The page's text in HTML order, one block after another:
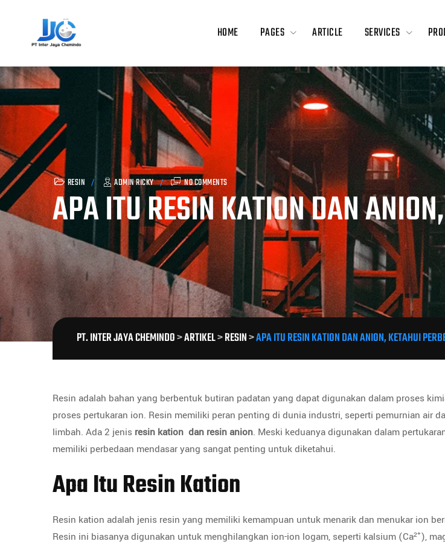
HOME PAGES ARTICLE SERVICES
RESIN ADMIN RICKY NO COMMENTS
APA ITU RESIN KATION DAN
PT. INTER JAYA CHEMINDO>ARTIKEL>RESIN>APA ITU RESIN KATION DAN ANION, KETAHUI
Resin adalah bahan yang berbentuk butiran padatan yang dapat digunakan dalam proses
proses pertukaran ion. Resin memiliki peran penting di dunia industri, seperti pemurnian air
limbah. Ada 2 jenis resin kation dan resin anion. Meski keduanya digunakan dalam
memiliki perbedaan mendasar yang sangat penting untuk diketahui.
Apa Itu Resin Kation
Resin kation adalah jenis resin yang memiliki kemampuan untuk menarik dan menukar ion
Resin ini biasanya digunakan untuk menghilangkan ion-ion logam, seperti kalsium (Ca²⁺),